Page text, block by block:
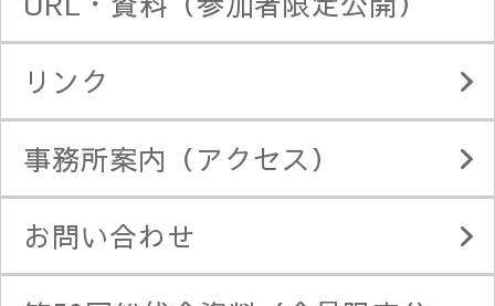
リンク
事務所案内（アクセス）
お問い合わせ